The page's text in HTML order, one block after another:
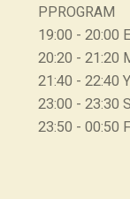
PPROGRAM
19:00 - 20:00
20:20 - 21:20
21:40 - 22:40
23:00 - 23:30
23:50 - 00:50